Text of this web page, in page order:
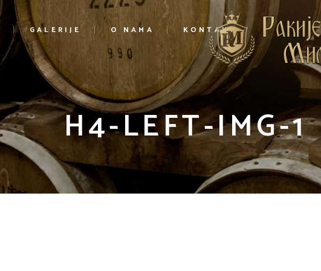
GALERIJE O NAMA KONTAKT
H4-LEFT-IMG-1